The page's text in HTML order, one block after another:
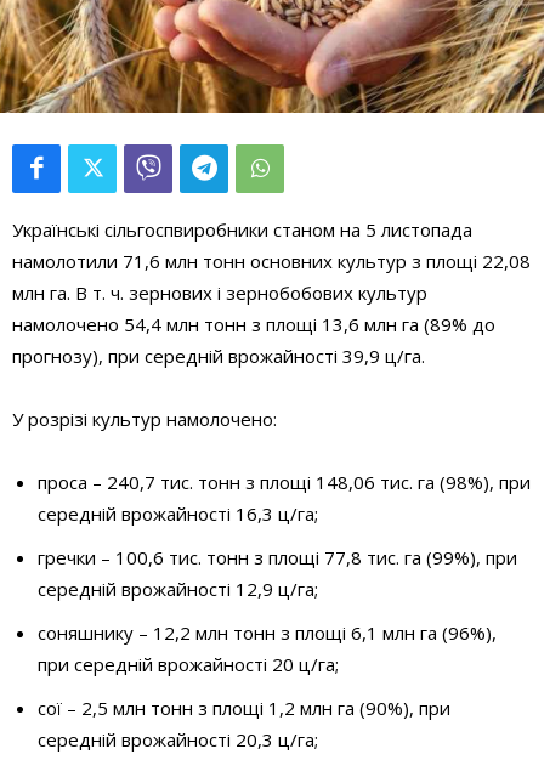
Українські сільгоспвиробники станом на 5 листопада
намолотили 71,6 млн тонн основних культур з площі 22,08
млн га. В т. ч. зернових і зернобобових культур
намолочено 54,4 млн тонн з площі 13,6 млн га (89% до
прогнозу), при середній врожайності 39,9 ц/га.
У розрізі культур намолочено:
проса – 240,7 тис. тонн з площі 148,06 тис. га (98%), при
середній врожайності 16,3 ц/га;
гречки – 100,6 тис. тонн з площі 77,8 тис. га (99%), при
середній врожайності 12,9 ц/га;
соняшнику – 12,2 млн тонн з площі 6,1 млн га (96%),
при середній врожайності 20 ц/га;
сої – 2,5 млн тонн з площі 1,2 млн га (90%), при
середній врожайності 20,3 ц/га;